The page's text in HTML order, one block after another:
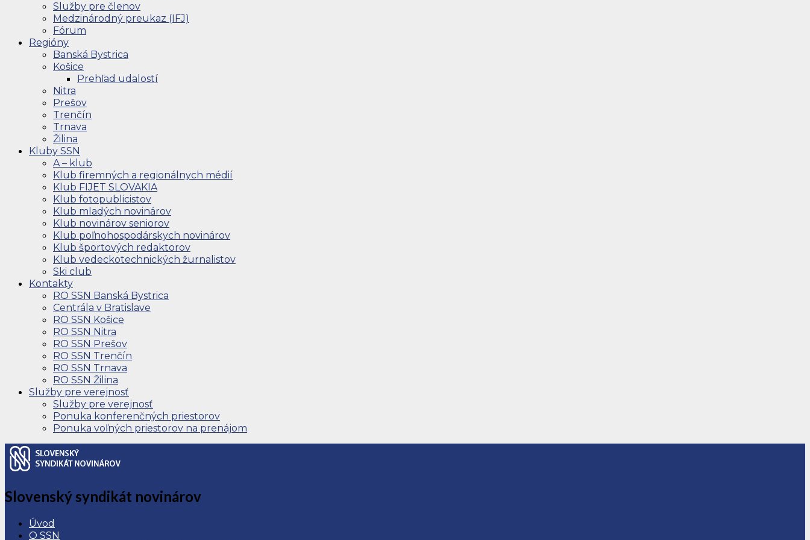
Služby pre členov
Medzinárodný preukaz (IFJ)
Fórum
Regióny
Banská Bystrica
Košice
Prehľad udalostí
Nitra
Prešov
Trenčín
Trnava
Žilina
Kluby SSN
A – klub
Klub firemných a regionálnych médií
Klub FIJET SLOVAKIA
Klub fotopublicistov
Klub mladých novinárov
Klub novinárov seniorov
Klub poľnohospodárskych novinárov
Klub športových redaktorov
Klub vedeckotechnických žurnalistov
Ski club
Kontakty
RO SSN Banská Bystrica
Centrála v Bratislave
RO SSN Košice
RO SSN Nitra
RO SSN Prešov
RO SSN Trenčín
RO SSN Trnava
RO SSN Žilina
Služby pre verejnosť
Služby pre verejnosť
Ponuka konferenčných priestorov
Ponuka voľných priestorov na prenájom
Slovenský syndikát novinárov
Úvod
O SSN